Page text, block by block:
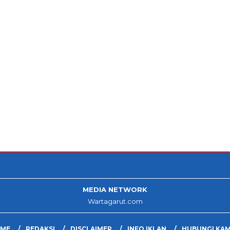
MEDIA NETWORK
Wartagarut.com